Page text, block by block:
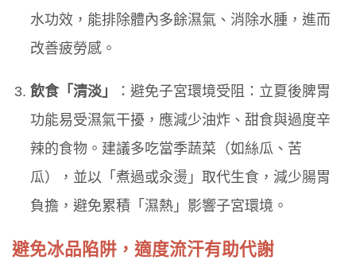
水功效，能排除體內多餘濕氣、消除水腫，進而
改善疲勞感。
飲食「清淡」
：避免子宮環境受阻：立夏後脾胃
功能易受濕氣干擾，應減少油炸、甜食與過度辛
辣的食物。建議多吃當季蔬菜（如絲瓜、苦
瓜），並以「煮過或汆燙」取代生食，減少腸胃
負擔，避免累積「濕熱」影響子宮環境。
避免冰品陷阱，適度流汗有助代謝